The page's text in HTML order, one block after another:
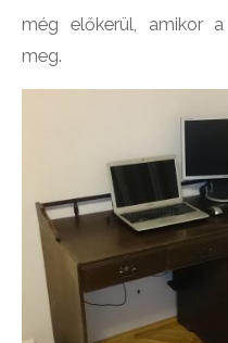
még előkerül, amikor
meg.